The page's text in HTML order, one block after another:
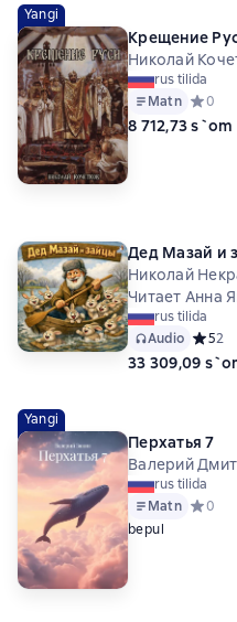
Yangi
Крещение
Николай
rus tilida
Matn
0
8 712,73 s`om
Дед Мазай и
Николай
Читает Анна
rus tilida
Audio
52
33 309,09
Yangi
Перхатья 7
Валерий
rus tilida
Matn
0
bepul